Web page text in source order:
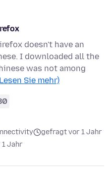
doesn't have an
I downloaded all the
was not among
Sie mehr)
gefragt vor 1 Jahr
1 Jahr